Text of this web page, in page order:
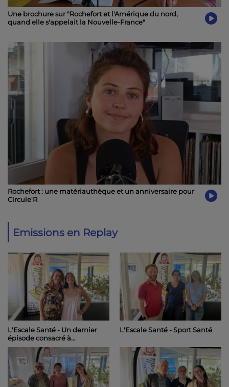
Une brochure sur "Rochefort et l'Amérique du nord,
quand elle s'appelait la Nouvelle-France"
Rochefort : une matériauthèque et un anniversaire pour
Circule'R
Emissions en Replay
L'Escale Santé - Un dernier
épisode consacré à
l'engagement des soignants
L'Escale Santé - Sport Santé